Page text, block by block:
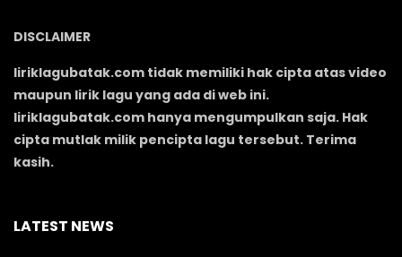
DISCLAIMER
liriklagubatak.com tidak memiliki hak cipta atas video
maupun lirik lagu yang ada di web ini.
liriklagubatak.com hanya mengumpulkan saja. Hak
cipta mutlak milik pencipta lagu tersebut. Terima
kasih.
LATEST NEWS